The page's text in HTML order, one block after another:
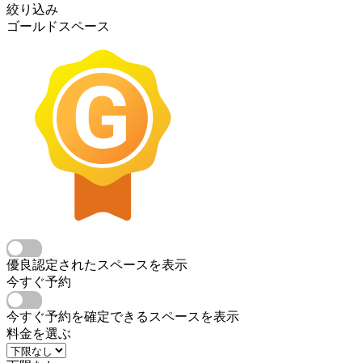
絞り込み
ゴールドスペース
優良認定されたスペースを表示
今すぐ予約
今すぐ予約を確定できるスペースを表示
料金を選ぶ